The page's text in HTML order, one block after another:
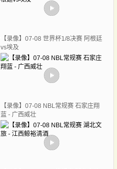
【录像】07-08 世界杯1/8决赛 阿根廷
vs埃及
【录像】07-08 NBL常规赛 石家庄翔
蓝 - 广西威壮